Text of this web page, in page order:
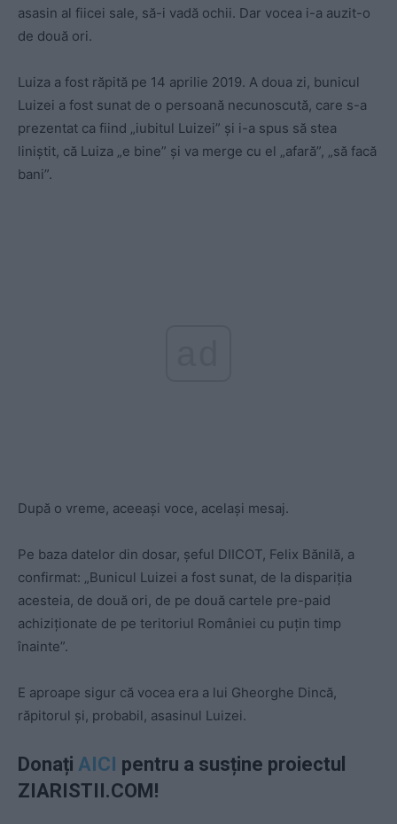
asasin al fiicei sale, să-i vadă ochii. Dar vocea i-a auzit-o
de două ori.
Luiza a fost răpită pe 14 aprilie 2019. A doua zi, bunicul
Luizei a fost sunat de o persoană necunoscută, care s-a
prezentat ca fiind „iubitul Luizei” și i-a spus să stea
liniștit, că Luiza „e bine” și va merge cu el „afară”, „să facă
bani”.
După o vreme, aceeași voce, același mesaj.
Pe baza datelor din dosar, șeful DIICOT, Felix Bănilă, a
confirmat: „Bunicul Luizei a fost sunat, de la dispariţia
acesteia, de două ori, de pe două cartele pre-paid
achiziţionate de pe teritoriul României cu puţin timp
înainte”.
E aproape sigur că vocea era a lui Gheorghe Dincă,
răpitorul și, probabil, asasinul Luizei.
Donați AICI pentru a susține proiectul
ZIARISTII.COM!